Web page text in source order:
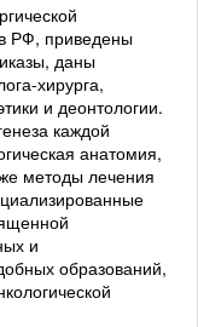
РФ, приведены
даны
хирурга,
и деонтологии.
каждой
анатомия,
методы лечения
и
образований,